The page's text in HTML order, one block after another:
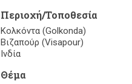
Περιοχή/Τοποθεσία
Κολκόντα (Golkonda)
Βιζαπούρ (Visapour)
Ινδία
Θέμα